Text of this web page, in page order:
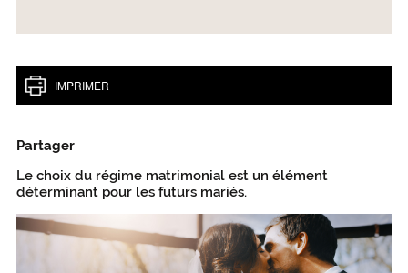
IMPRIMER
Partager
Le choix du régime matrimonial est un élément
déterminant pour les futurs mariés.